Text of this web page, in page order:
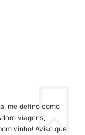
me defino como
viagens,
vinho! Aviso que